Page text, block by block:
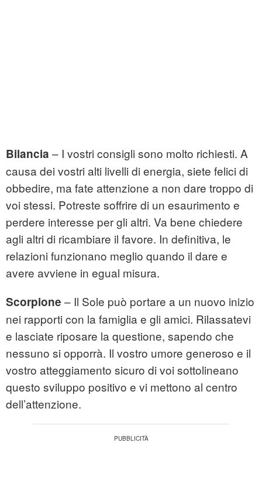
Bilancia – I vostri consigli sono molto richiesti. A
causa dei vostri alti livelli di energia, siete felici di
obbedire, ma fate attenzione a non dare troppo di
voi stessi. Potreste soffrire di un esaurimento e
perdere interesse per gli altri. Va bene chiedere
agli altri di ricambiare il favore. In definitiva, le
relazioni funzionano meglio quando il dare e
avere avviene in egual misura.
Scorpione – Il Sole può portare a un nuovo inizio
nei rapporti con la famiglia e gli amici. Rilassatevi
e lasciate riposare la questione, sapendo che
nessuno si opporrà. Il vostro umore generoso e il
vostro atteggiamento sicuro di voi sottolineano
questo sviluppo positivo e vi mettono al centro
dell’attenzione.